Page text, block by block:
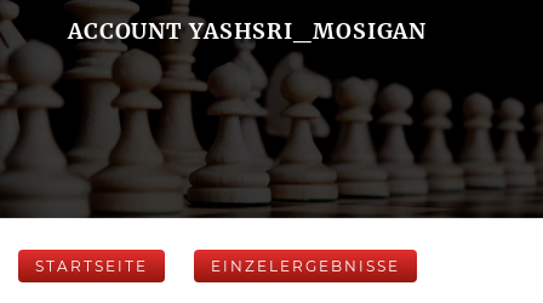
ACCOUNT YASHSRI_MOSIGAN
STARTSEITE EINZELERGEBNISSE